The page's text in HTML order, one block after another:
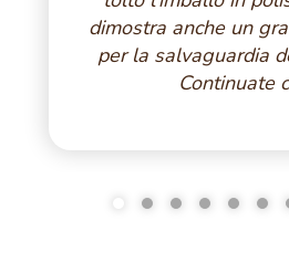
dimostra anche un
per la salvaguardia
Continuate